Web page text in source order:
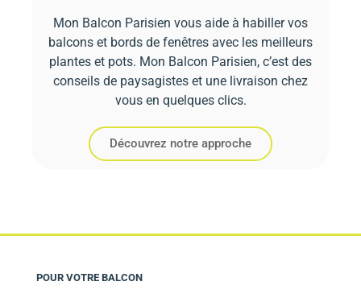
Mon Balcon Parisien vous aide à habiller vos
balcons et bords de fenêtres avec les meilleurs
plantes et pots. Mon Balcon Parisien, c’est des
conseils de paysagistes et une livraison chez
vous en quelques clics.
Découvrez notre approche
POUR VOTRE BALCON